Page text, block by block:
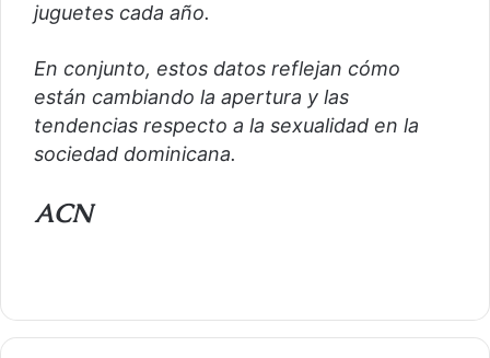
juguetes cada año.
En conjunto, estos datos reflejan cómo
están cambiando la apertura y las
tendencias respecto a la sexualidad en la
sociedad dominicana.
ACN